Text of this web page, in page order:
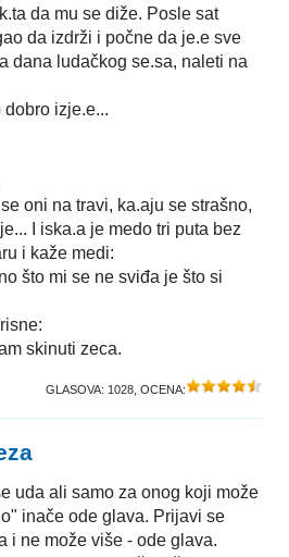
da mu se diže. Posle sat
da izdrži i počne da je.e sve
dana ludačkog se.sa, naleti na
dobro izje.e...
oni na travi, ka.aju se strašno,
I iska.a je medo tri puta bez
i kaže medi:
što mi se ne sviđa je što si
skinuti zeca.
GLASOVA: 1028 , OCENA:
uda ali samo za onog koji može
inače ode glava. Prijavi se
i ne može više - ode glava.